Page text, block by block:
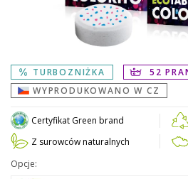
TURBOZNIŻKA
52
WYPRODUKOWANO W CZ
Certyfikat Green brand
Z surowców naturalnych
Opcje: